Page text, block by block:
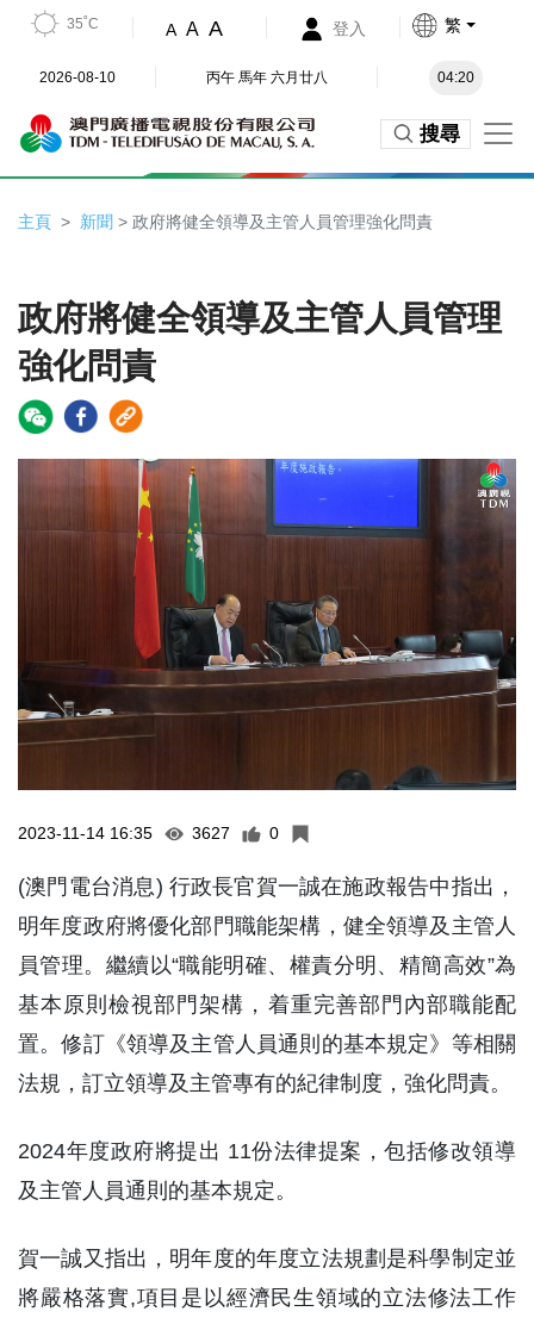
35˚C A A A 登入 繁
2026-08-10 丙午 馬年 六月廿八 04:20
搜尋
主頁 新聞 > 政府將健全領導及主管人員管理強化問責
政府將健全領導及主管人員管理
強化問責
2023-11-14 16:35 3627 0
(澳門電台消息) 行政長官賀一誠在施政報告中指出，
明年度政府將優化部門職能架構，健全領導及主管人
員管理。繼續以“職能明確、權責分明、精簡高效”為
基本原則檢視部門架構，着重完善部門內部職能配
置。修訂《領導及主管人員通則的基本規定》等相關
法規，訂立領導及主管專有的紀律制度，強化問責。
2024年度政府將提出 11份法律提案，包括修改領導
及主管人員通則的基本規定。
賀一誠又指出，明年度的年度立法規劃是科學制定並
將嚴格落實,項目是以經濟民生領域的立法修法工作